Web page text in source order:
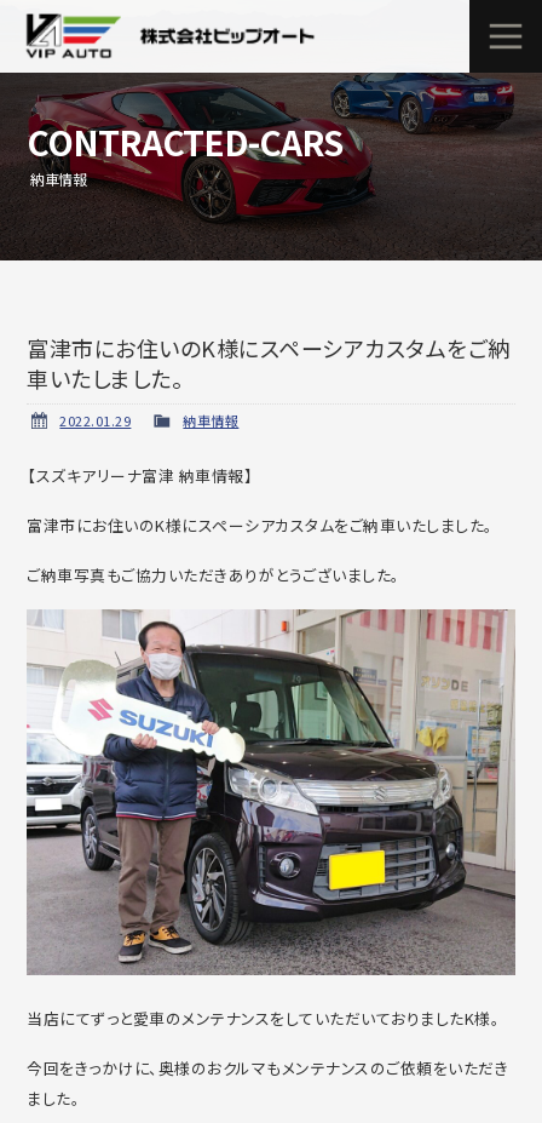
CONTRACTED-CARS
納車情報
富津市にお住いのK様にスペーシアカスタムをご納
車いたしました。
2022.01.29 納車情報
【スズキアリーナ富津 納車情報】
富津市にお住いのK様にスペーシアカスタムをご納車いたしました。
ご納車写真もご協力いただきありがとうございました。
当店にてずっと愛車のメンテナンスをしていただいておりましたK様。
今回をきっかけに、奥様のおクルマもメンテナンスのご依頼をいただき
ました。